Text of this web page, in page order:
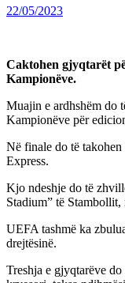
22/05/2023
Caktohen gjyqtarët
Kampionëve.
Muajin e ardhshëm do
Kampionëve për
Në finale do të
Express.
Kjo ndeshje do të
Stadium” të Stambollit,
UEFA tashmë ka
drejtësinë.
Treshja e gjyqtarëve